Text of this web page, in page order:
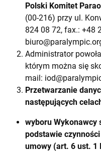
Polski Komitet
(00-216) przy ul.
824 08 72, fax.: +48
Administrator
którym można się
mail:
Przetwarzanie
następujących
wyboru Wykonawcy
podstawie
umowy (art. 6 ust. 1